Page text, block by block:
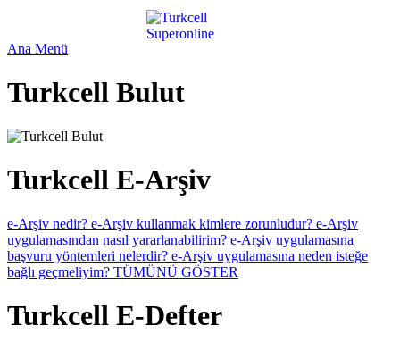
Ana Menü
Turkcell Bulut
Turkcell E-Arşiv
e-Arşiv nedir? e-Arşiv kullanmak kimlere zorunludur? e-Arşiv
uygulamasından nasıl yararlanabilirim? e-Arşiv uygulamasına
başvuru yöntemleri nelerdir? e-Arşiv uygulamasına neden isteğe
bağlı geçmeliyim? TÜMÜNÜ GÖSTER
Turkcell E-Defter